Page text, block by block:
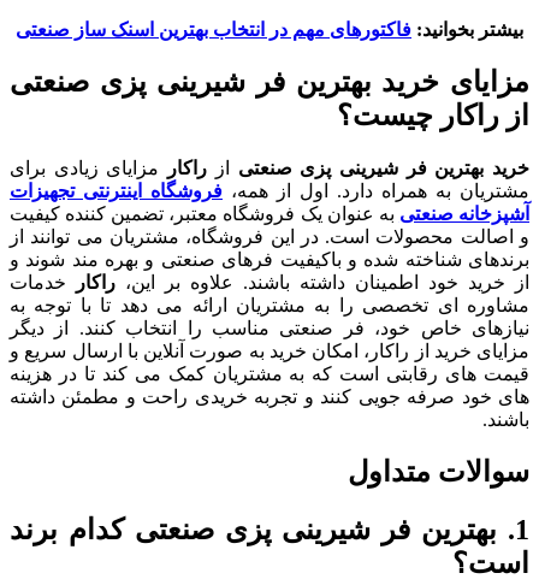
بیشتر بخوانید: فاکتورهای مهم در انتخاب بهترین اسنک ساز صنعتی
مزایای خرید بهترین فر شیرینی پزی صنعتی
از راکار چیست؟
خرید بهترین فر شیرینی پزی صنعتی از راکار
مزایای زیادی برای
مشتریان به همراه دارد. اول از همه، فروشگاه اینترنتی تجهیزات
آشپزخانه صنعتی به عنوان یک فروشگاه معتبر، تضمین کننده کیفیت
و اصالت محصولات است. در این فروشگاه، مشتریان می توانند از
برندهای شناخته شده و باکیفیت فرهای صنعتی و بهره مند شوند و
از خرید خود اطمینان داشته باشند. علاوه بر این، راکار
خدمات
مشاوره ای تخصصی را به مشتریان ارائه می دهد تا با توجه به
نیازهای خاص خود، فر صنعتی مناسب را انتخاب کنند. از دیگر
مزایای خرید از راکار، امکان خرید به صورت آنلاین با ارسال سریع و
قیمت های رقابتی است که به مشتریان کمک می کند تا در هزینه
های خود صرفه جویی کنند و تجربه خریدی راحت و مطمئن داشته
باشند.
سوالات متداول
1. بهترین فر شیرینی پزی صنعتی کدام برند
است؟